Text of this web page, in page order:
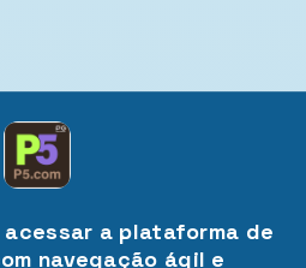
a plataforma de
navegação ágil e